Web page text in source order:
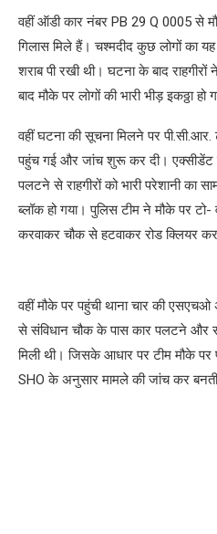
वहीं ऑडी कार नंबर PB 29 Q 0005 से
गिलास मिले हैं। चश्मदीद कुछ लोगों का
शराब पी रखी थी। घटना के बाद
बाद मौके पर लोगों की भारी भीड़ इकठ्ठा हो
वहीं घटना की सूचना मिलने पर
पहुंच गई और जांच शुरू कर दी। एक्सीडेंट
पलटने से राहगीरों को भारी परेशानी
ब्लॉक हो गया। पुलिस टीम ने मौके पर
करवाकर चौक से हटवाकर रोड क्लियर
वहीं मौके पर पहुंची थाना चार की
से संविधान चौक के पास कार पलटने और
मिली थी। जिसके आधार पर टीम मौके पर
SHO के अनुसार मामले की जांच कर बनती